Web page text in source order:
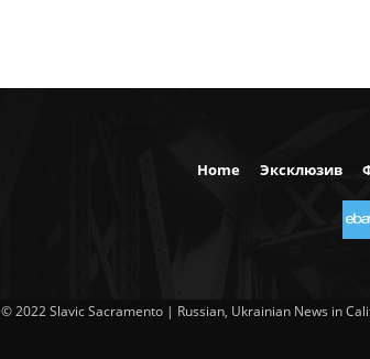
Home Эксклюзив
© 2022 Slavic Sacramento | Russian, Ukrainian News in